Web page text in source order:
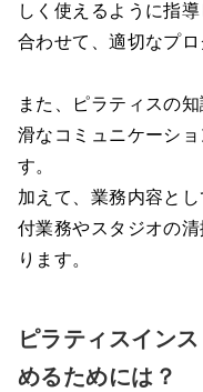
しく使えるように指
合わせて、適切なプロ
また、ピラティスの
滑なコミュニケーシ
す。
加えて、業務内容と
付業務やスタジオの
ります。
ピラティスイン
めるためには？